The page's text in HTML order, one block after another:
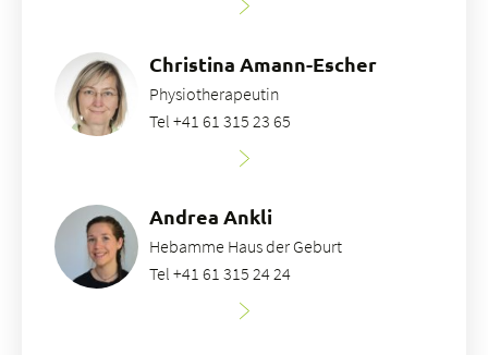
Christina Amann-Escher
Physiotherapeutin
Tel +41 61 315 23 65
Andrea Ankli
Hebamme Haus der Geburt
Tel +41 61 315 24 24